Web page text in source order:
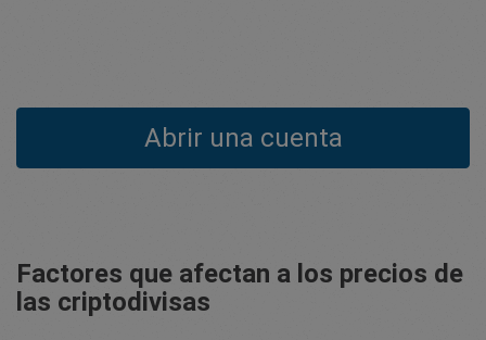
Abrir una cuenta
Factores que afectan a los precios de
las criptodivisas